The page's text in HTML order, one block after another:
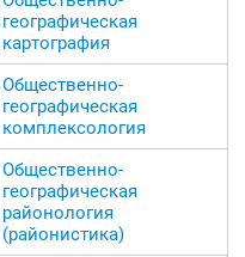
географическая
картография
Общественно-
географическая
комплексология
Общественно-
географическая
районология
(районистика)